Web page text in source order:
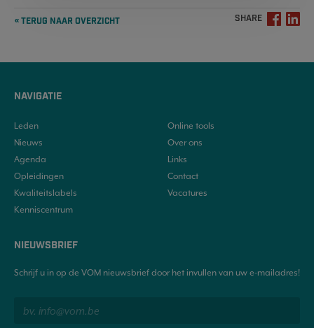
« TERUG NAAR OVERZICHT SHARE
NAVIGATIE
Leden
Nieuws
Agenda
Opleidingen
Kwaliteitslabels
Kenniscentrum
Online tools
Over ons
Links
Contact
Vacatures
NIEUWSBRIEF
Schrijf u in op de VOM nieuwsbrief door het invullen van uw e-mailadres!